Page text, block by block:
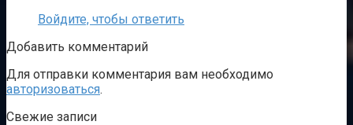
Войдите, чтобы ответить
Добавить комментарий
Для отправки комментария вам необходимо
авторизоваться.
Свежие записи